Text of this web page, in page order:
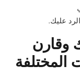
عليك.
وقارن